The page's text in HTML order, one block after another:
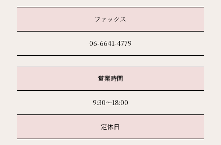
ファックス
06-6641-4779
営業時間
9:30〜18:00
定休日